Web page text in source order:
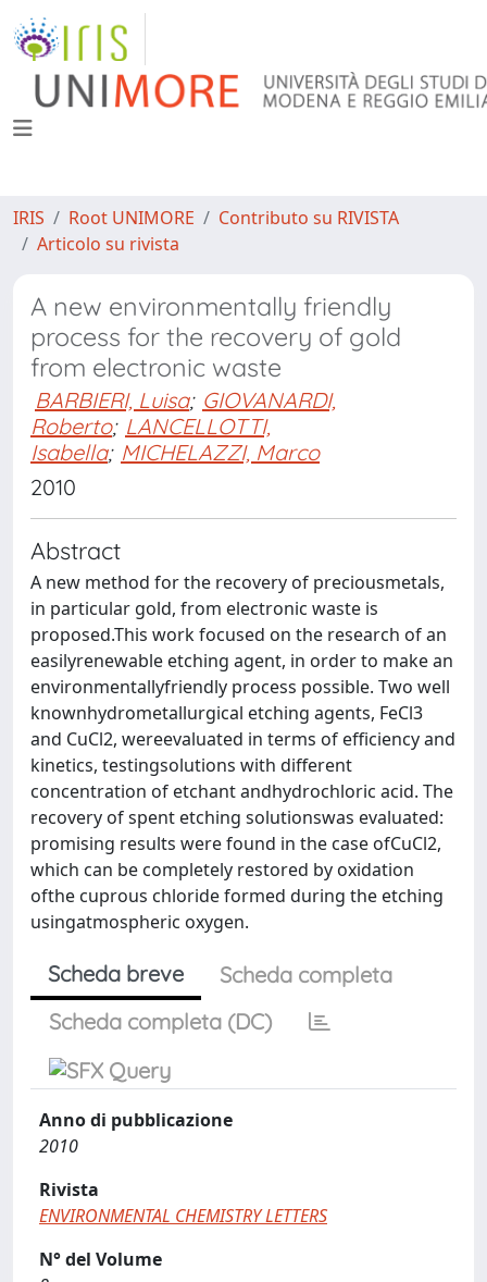
IRIS Root UNIMORE
Contributo su RIVISTA
Articolo su rivista
A new environmentally friendly
process for the recovery of gold
from electronic waste
BARBIERI, Luisa; GIOVANARDI,
Roberto; LANCELLOTTI,
Isabella; MICHELAZZI, Marco
2010
Abstract
A new method for the recovery of preciousmetals,
in particular gold, from electronic waste is
proposed.This work focused on the research of an
easilyrenewable etching agent, in order to make an
environmentallyfriendly process possible. Two well
knownhydrometallurgical etching agents, FeCl3
and CuCl2, wereevaluated in terms of efficiency and
kinetics, testingsolutions with different
concentration of etchant andhydrochloric acid. The
recovery of spent etching solutionswas evaluated:
promising results were found in the case ofCuCl2,
which can be completely restored by oxidation
ofthe cuprous chloride formed during the etching
usingatmospheric oxygen.
Scheda breve
Scheda completa
Scheda completa (DC)
Anno di pubblicazione
2010
Rivista
ENVIRONMENTAL CHEMISTRY LETTERS
N° del Volume